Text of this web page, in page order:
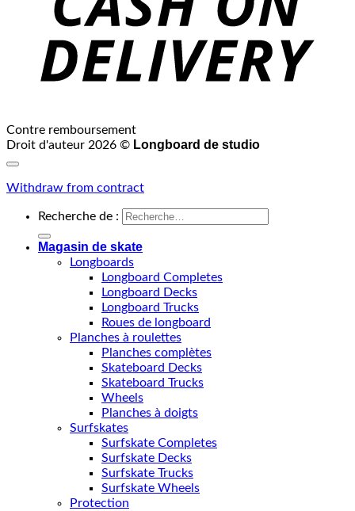
Contre remboursement
Droit d'auteur 2026 © Longboard de studio
Withdraw from contract
Recherche de :
Magasin de skate
Longboards
Longboard Completes
Longboard Decks
Longboard Trucks
Roues de longboard
Planches à roulettes
Planches complètes
Skateboard Decks
Skateboard Trucks
Wheels
Planches à doigts
Surfskates
Surfskate Completes
Surfskate Decks
Surfskate Trucks
Surfskate Wheels
Protection